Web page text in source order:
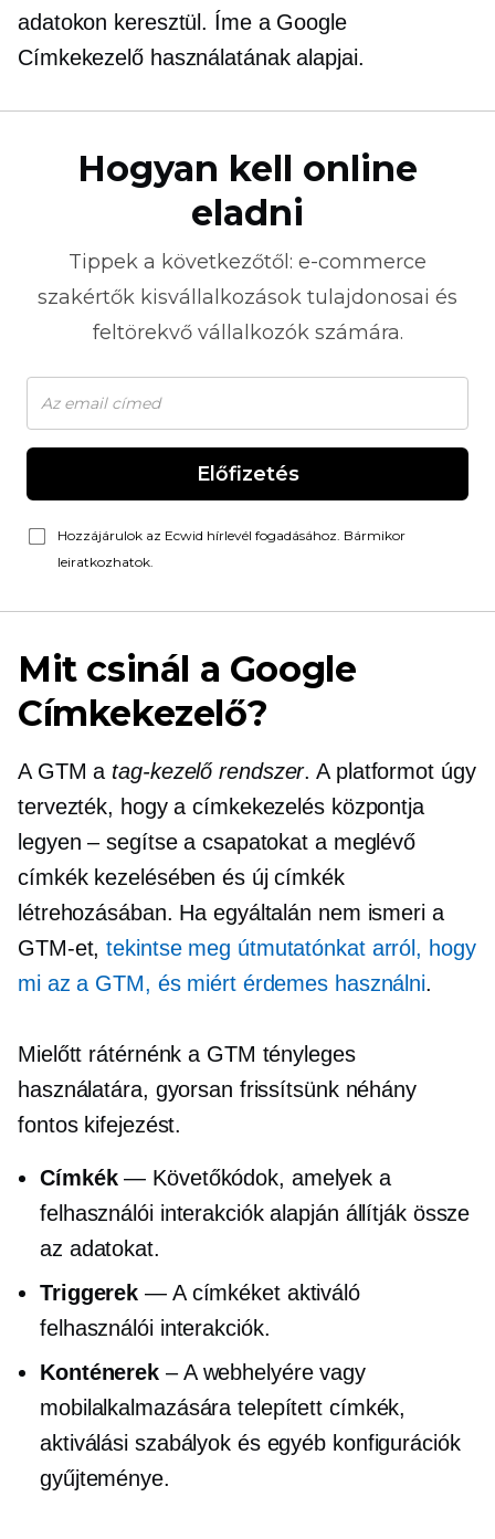
adatokon keresztül. Íme a Google
Címkekezelő használatának alapjai.
Hogyan kell online
eladni
Tippek a következőtől: e-commerce
szakértők kisvállalkozások tulajdonosai és
feltörekvő vállalkozók számára.
Előfizetés
Hozzájárulok az Ecwid hírlevél fogadásához. Bármikor
leiratkozhatok.
Mit csinál a Google
Címkekezelő?
A GTM a tag-kezelő rendszer. A platformot úgy
tervezték, hogy a címkekezelés központja
legyen – segítse a csapatokat a meglévő
címkék kezelésében és új címkék
létrehozásában. Ha egyáltalán nem ismeri a
GTM-et,tekintse meg útmutatónkat arról, hogy
mi az a GTM, és miért érdemes használni.
Mielőtt rátérnénk a GTM tényleges
használatára, gyorsan frissítsünk néhány
fontos kifejezést.
Címkék— Követőkódok, amelyek a
felhasználói interakciók alapján állítják össze
az adatokat.
Triggerek — A címkéket aktiváló
felhasználói interakciók.
Konténerek – A webhelyére vagy
mobilalkalmazására telepített címkék,
aktiválási szabályok és egyéb konfigurációk
gyűjteménye.